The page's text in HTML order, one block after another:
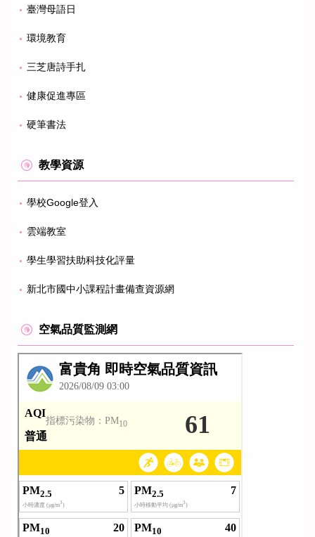
臺灣母語日
環境教育
三芝唐詩手扎
健康促進專區
硬筆書法
教學資源
學校Google登入
雲端教室
學生學習扶助科技化評量
新北市國中小課程計畫備查資源網
空氣品質監測網